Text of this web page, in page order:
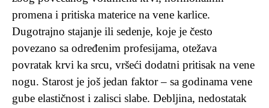
promena i pritiska materice na vene karlice.
Dugotrajno stajanje ili sedenje, koje je često
povezano sa određenim profesijama, otežava
povratak krvi ka srcu, vršeći dodatni pritisak na vene
nogu. Starost je još jedan faktor – sa godinama vene
gube elastičnost i zalisci slabe. Debljina, nedostatak